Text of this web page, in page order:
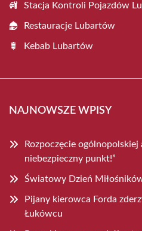
Stacja Kontroli Pojazdów
Restauracje Lubartów
Kebab Lubartów
NAJNOWSZE WPISY
Rozpoczęcie
niebezpieczny punkt!”
Światowy Dzień
Pijany kierowca Forda
Łukówcu